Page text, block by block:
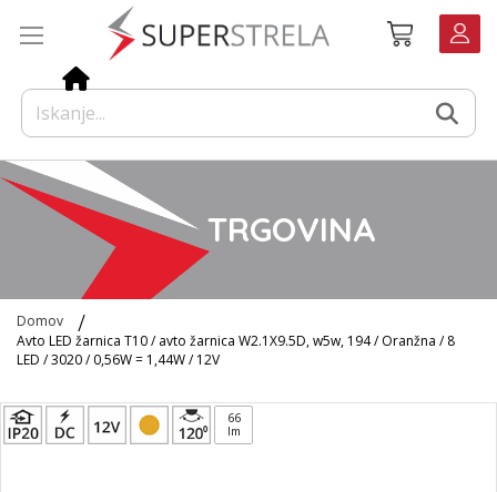
Košarica
TRGOVINA
Domov
Avto LED žarnica T10 / avto žarnica W2.1X9.5D, w5w, 194 / Oranžna / 8
LED / 3020 / 0,56W = 1,44W / 12V
Preskoči
na
66
lm